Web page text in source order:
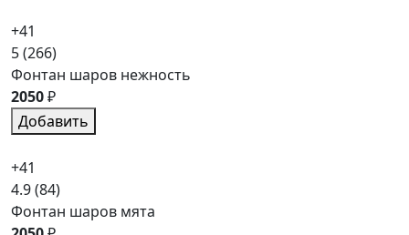
+41
5(266)
Фонтан шаров нежность
2050₽
Добавить
+41
4.9(84)
Фонтан шаров мята